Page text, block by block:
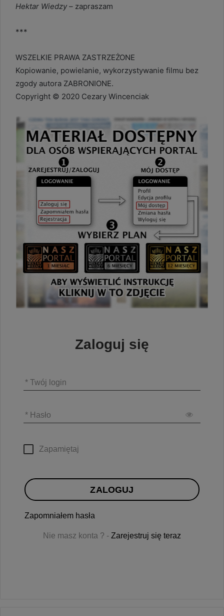
Hektar Wiedzy – zapraszam
***
WSZELKIE PRAWA ZASTRZEŻONE
Kopiowanie, powielanie, wykorzystywanie filmu bez
zgody autora ZABRONIONE.
Copyright © 2020 Cezary Wincenciak
Zaloguj się
* Twój login
* Hasło
Zapamiętaj
ZALOGUJ
Zapomniałem hasła
Nie masz konta ? - Zarejestruj się teraz